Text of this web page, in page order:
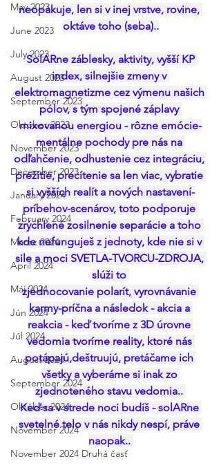
May 2023
June 2023
July 2023
August 2023
September 2023
Október 2023
November 2023
December 2023
January 2024
February 2024
Marec 2024
April 2024
Máj 2024
Jún 2024
Júl 2024
August 2024
September 2024
Október 2024
November 2024
November 2024 Druhá časť
neopakuje, len si v inej vrstve, rovine,
oktáve toho (seba)..
SolARne záblesky, aktivity, vyšší KP
index, silnejšie zmeny v
elektromagnetizme cez výmenu našich
pólov, s tým spojené záplavy
mixovanou energiou - rôzne emócie-
mentálne pochody pre nás na
odľahčenie, odhustenie cez integráciu,
prežitie, precítenie sa len viac, vybratie
si vyšších realít a nových nastavení-
príbehov-scenárov, toto podporuje
zrýchlené zosilnenie separácie a toho
kde nefunguješ z jednoty, kde nie si v
sile a moci SVETLA-TVORCU-ZDROJA,
slúži to
zjednocovanie polarít, vyrovnávanie
karmy-príčna a následok - akcia a
reakcia - keď tvoríme z 3D úrovne
vedomia tvoríme reality, ktoré nás
potápajú,deštruujú, pretáčame ich
všetky a vyberáme si inak zo
zjednoteného stavu vedomia..
Keď sa v strede noci budíš - solARne
svetelné telo v nás nikdy nespí, práve
naopak..